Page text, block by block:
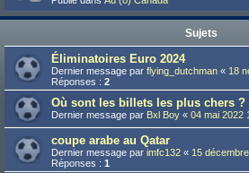
Sujets
Éliminatoires Euro 2024
Dernier message par flying_dutchman « 18
Réponses : 2
Où sont les billets les plus chers ?
Dernier message par Bxl Boy « 04 mai 2022
coupe arabe au Qatar
Dernier message par imfc132 « 15
Réponses : 1